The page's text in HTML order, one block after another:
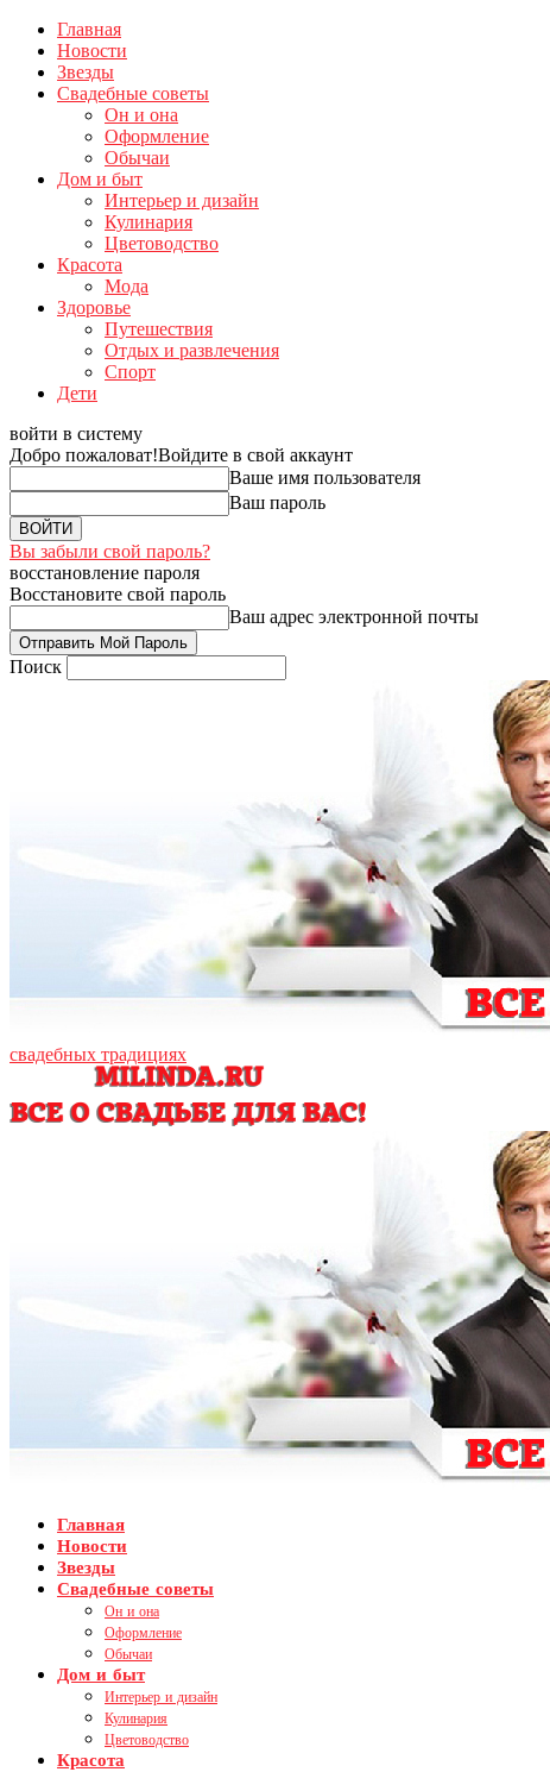
Главная
Новости
Звезды
Свадебные советы
Он и она
Оформление
Обычаи
Дом и быт
Интерьер и дизайн
Кулинария
Цветоводство
Красота
Мода
Здоровье
Путешествия
Отдых и развлечения
Спорт
Дети
войти в систему
Добро пожаловат!Войдите в свой аккаунт
Ваше имя пользователя
Ваш пароль
Вы забыли свой пароль?
восстановление пароля
Восстановите свой пароль
Ваш адрес электронной почты
Поиск
свадебных традициях
Главная
Новости
Звезды
Свадебные советы
Он и она
Оформление
Обычаи
Дом и быт
Интерьер и дизайн
Кулинария
Цветоводство
Красота